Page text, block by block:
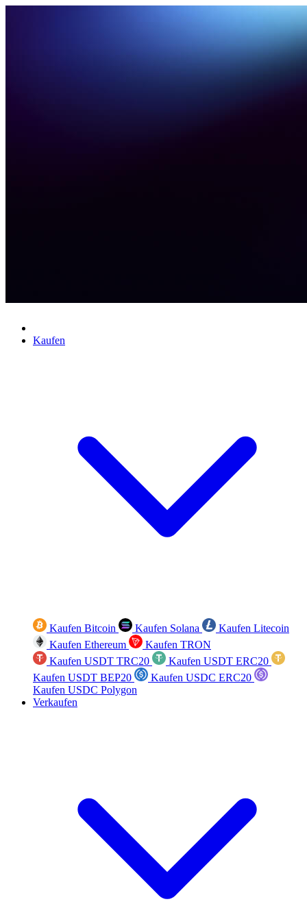
Kaufen
Kaufen Bitcoin Kaufen Solana
Kaufen Litecoin
Kaufen Ethereum
Kaufen TRON
Kaufen USDT TRC20
Kaufen USDT ERC20
Kaufen USDT BEP20
Kaufen USDC ERC20
Kaufen USDC Polygon
Verkaufen